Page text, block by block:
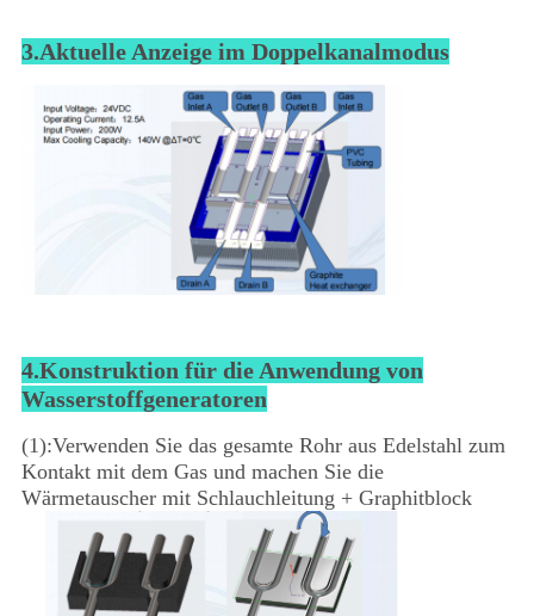
3.Aktuelle Anzeige im Doppelkanalmodus
4.Konstruktion für die Anwendung von
Wasserstoffgeneratoren
(1):Verwenden Sie das gesamte Rohr aus Edelstahl zum
Kontakt mit dem Gas und machen Sie die
Wärmetauscher mit Schlauchleitung + Graphitblock